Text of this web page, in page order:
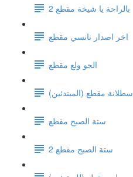
بالراحة يا شيخة مقطع 2
اخر اصدار نانسي مقطع
الجو ولع مقطع
سطلانة مقطع (المبتدئين)
ستة الصبح مقطع
ستة الصبح مقطع 2